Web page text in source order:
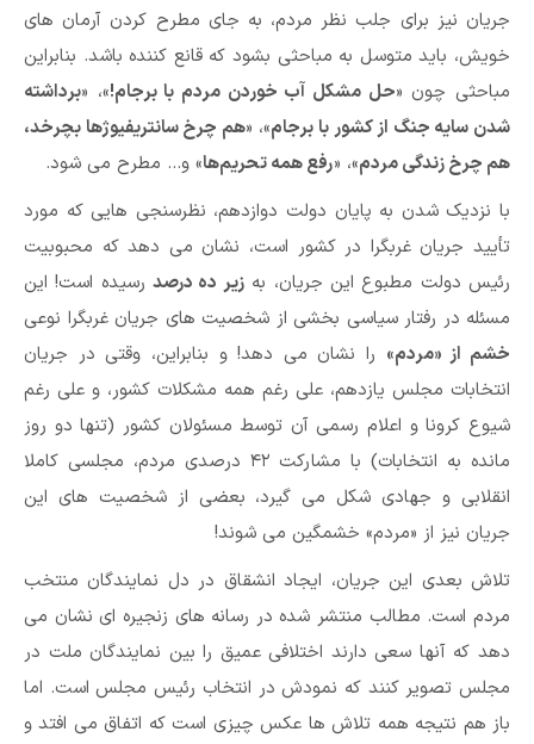
جریان نیز برای جلب نظر مردم، به جای مطرح کردن آرمان های
خویش، باید متوسل به مباحثی بشود که قانع کننده باشد. بنابراین
مباحثی چون «حل مشکل آب خوردن مردم با برجام!»، «برداشته
شدن سایه جنگ از کشور با برجام»، «هم چرخ سانتریفیوژها بچرخد،
هم چرخ زندگی مردم»، «رفع همه تحریم‌ها» و… مطرح می شود.
با نزدیک شدن به پایان دولت دوازدهم، نظرسنجی هایی که مورد
تأیید جریان غربگرا در کشور است، نشان می دهد که محبوبیت
رئیس دولت مطبوع این جریان، بهزیر ده درصدرسیده است! این
مسئله در رفتار سیاسی بخشی از شخصیت های جریان غربگرا نوعی
خشم از «مردم» را نشان می دهد! و بنابراین، وقتی در جریان
انتخابات مجلس یازدهم، علی رغم همه مشکلات کشور، و علی رغم
شیوع کرونا و اعلام رسمی آن توسط مسئولان کشور (تنها دو روز
مانده به انتخابات) با مشارکت ۴۲ درصدی مردم، مجلسی کاملا
انقلابی و جهادی شکل می گیرد، بعضی از شخصیت های این
جریان نیز از «مردم» خشمگین می شوند!
تلاش بعدی این جریان، ایجاد انشقاق در دل نمایندگان منتخب
مردم است. مطالب منتشر شده در رسانه های زنجیره ای نشان می
دهد که آنها سعی دارند اختلافی عمیق را بین نمایندگان ملت در
مجلس تصویر کنند که نمودش در انتخاب رئیس مجلس است. اما
باز هم نتیجه همه تلاش ها عکس چیزی است که اتفاق می افتد و